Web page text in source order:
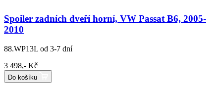
Spoiler zadních dveří horní, VW Passat B6, 2005-
2010
88.WP13L od 3-7 dní
3 498,- Kč
Do košíku